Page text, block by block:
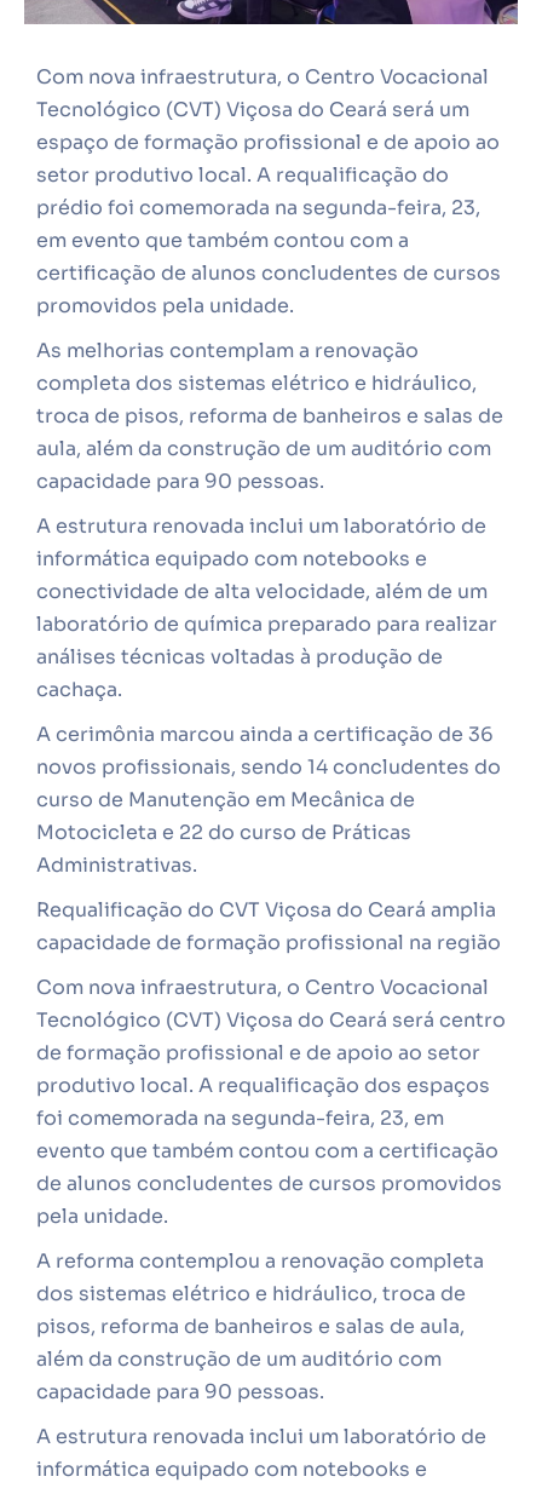
Com nova infraestrutura, o Centro Vocacional
Tecnológico (CVT) Viçosa do Ceará será um
espaço de formação profissional e de apoio ao
setor produtivo local. A requalificação do
prédio foi comemorada na segunda-feira, 23,
em evento que também contou com a
certificação de alunos concludentes de cursos
promovidos pela unidade.
As melhorias contemplam a renovação
completa dos sistemas elétrico e hidráulico,
troca de pisos, reforma de banheiros e salas de
aula, além da construção de um auditório com
capacidade para 90 pessoas.
A estrutura renovada inclui um laboratório de
informática equipado com notebooks e
conectividade de alta velocidade, além de um
laboratório de química preparado para realizar
análises técnicas voltadas à produção de
cachaça.
A cerimônia marcou ainda a certificação de 36
novos profissionais, sendo 14 concludentes do
curso de Manutenção em Mecânica de
Motocicleta e 22 do curso de Práticas
Administrativas.
Requalificação do CVT Viçosa do Ceará amplia
capacidade de formação profissional na região
Com nova infraestrutura, o Centro Vocacional
Tecnológico (CVT) Viçosa do Ceará será centro
de formação profissional e de apoio ao setor
produtivo local. A requalificação dos espaços
foi comemorada na segunda-feira, 23, em
evento que também contou com a certificação
de alunos concludentes de cursos promovidos
pela unidade.
A reforma contemplou a renovação completa
dos sistemas elétrico e hidráulico, troca de
pisos, reforma de banheiros e salas de aula,
além da construção de um auditório com
capacidade para 90 pessoas.
A estrutura renovada inclui um laboratório de
informática equipado com notebooks e